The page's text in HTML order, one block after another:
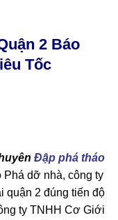
2 Báo
Tốc
Đập phá tháo
Phá dỡ nhà, công ty
quận 2 đúng tiến độ
ty TNHH Cơ Giới